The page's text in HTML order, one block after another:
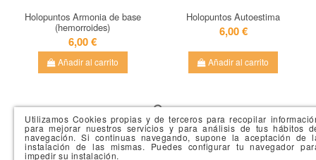
Utilizamos Cookies propias y de terceros para recopilar
para mejorar nuestros servicios y para análisis de tus hábitos
navegación. Si continuas navegando, supone la aceptación de
instalación de las mismas. Puedes configurar tu navegador
impedir su instalación.
Holopuntos Armonia de base
(hemorroides)
6,00 €
Añadir al carrito
Holopuntos Autoestima
6,00 €
Añadir al carrito